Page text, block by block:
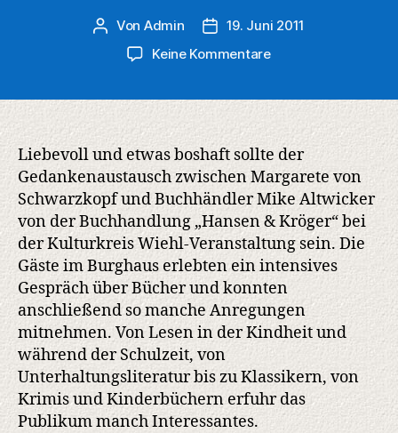
Beitragsautor
Von Admin Veröffentlichungsdatum
19. Juni 2011
Keine Kommentarezu
–
Buchspezialisten
im
Liebevoll und etwas boshaft sollte der
Gedankenaustausch zwischen Margarete von
Schwarzkopf und Buchhändler Mike Altwicker
von der Buchhandlung „Hansen & Kröger“ bei
der Kulturkreis Wiehl-Veranstaltung sein. Die
Gäste im Burghaus erlebten ein intensives
Gespräch über Bücher und konnten
anschließend so manche Anregungen
mitnehmen. Von Lesen in der Kindheit und
während der Schulzeit, von
Unterhaltungsliteratur bis zu Klassikern, von
Krimis und Kinderbüchern erfuhr das
Publikum manch Interessantes.